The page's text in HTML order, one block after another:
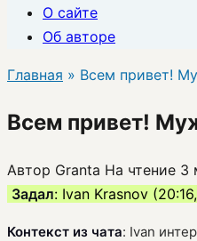
О сайте
Об авторе
Главная » Всем привет!
Всем привет!
Автор Granta На чтение 3
Задал: Ivan Krasnov
Контекст из чата: Ivan